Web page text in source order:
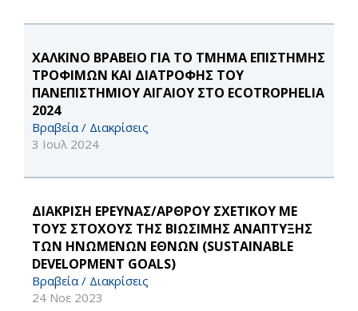
ΧΑΛΚΙΝΟ ΒΡΑΒΕΙΟ ΓΙΑ ΤΟ ΤΜΗΜΑ ΕΠΙΣΤΗΜΗΣ
ΤΡΟΦΙΜΩΝ ΚΑΙ ΔΙΑΤΡΟΦΗΣ ΤΟΥ
ΠΑΝΕΠΙΣΤΗΜΙΟΥ ΑΙΓΑΙΟΥ ΣΤΟ ECOTROPHELIA
2024
Βραβεία / Διακρίσεις
3 Ιουλ 2024
ΔΙΑΚΡΙΣΗ ΕΡΕΥΝΑΣ/ΑΡΘΡΟΥ ΣΧΕΤΙΚΟΥ ΜΕ
ΤΟΥΣ ΣΤΟΧΟΥΣ ΤΗΣ ΒΙΩΣΙΜΗΣ ΑΝΑΠΤΥΞΗΣ
ΤΩΝ ΗΝΩΜΕΝΩΝ ΕΘΝΩΝ (SUSTAINABLE
DEVELOPMENT GOALS)
Βραβεία / Διακρίσεις
24 Νοε 2023